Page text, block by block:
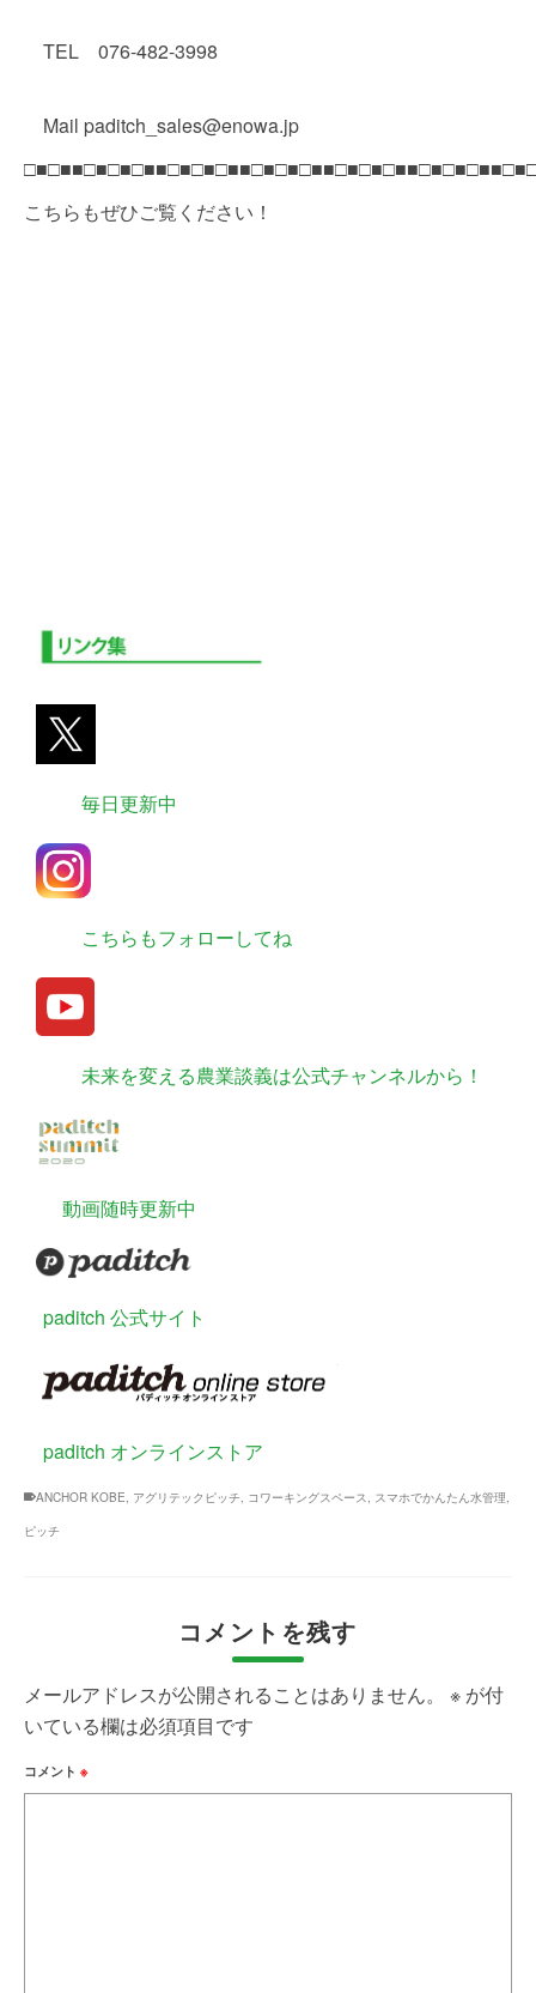
TEL 076-482-3998
Mail paditch_sales@enowa.jp
こちらもぜひご覧ください！
毎日更新中
こちらもフォローしてね
未来を変える農業談義は公式チャンネルから！
動画随時更新中
paditch 公式サイト
paditch オンラインストア
ANCHOR KOBE, アグリテックピッチ, コワーキングスペース, スマホでかんたん水管理,
ピッチ
コメントを残す
メールアドレスが公開されることはありません。 ※ が付
いている欄は必須項目です
コメント ※